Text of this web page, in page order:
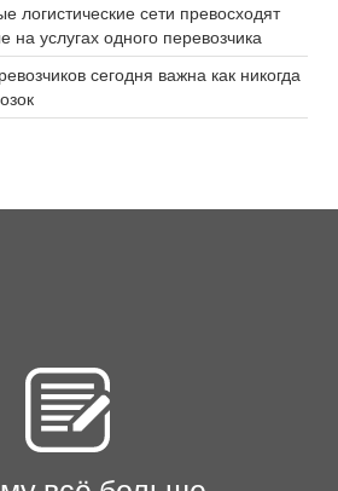
температуры
логистические сети превосходят
услугах одного перевозчика
сегодня важна как никогда